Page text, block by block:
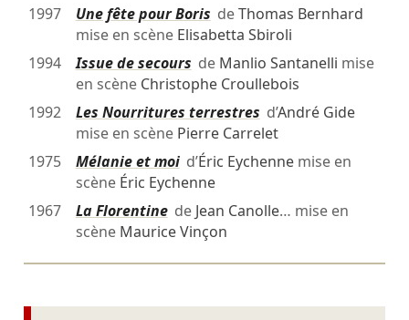
1997
Une fête pour Boris deThomas Bernhard
mise en scène Elisabetta Sbiroli
1994
Issue de secours de Manlio Santanelli mise
en scène Christophe Croullebois
1992
Les Nourritures terrestres d’André Gide
mise en scène Pierre Carrelet
1975
Mélanie et moid’Éric Eychennemise en
scène Éric Eychenne
1967
La Florentinede Jean Canolle… mise en
scène Maurice Vinçon